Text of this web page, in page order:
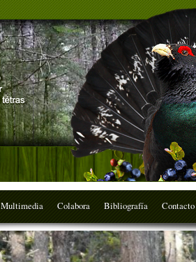
Multimedia Colabora Bibliografía Contacto